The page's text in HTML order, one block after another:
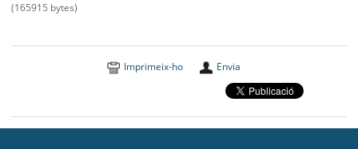
(165915 bytes)
Imprimeix-ho Envia